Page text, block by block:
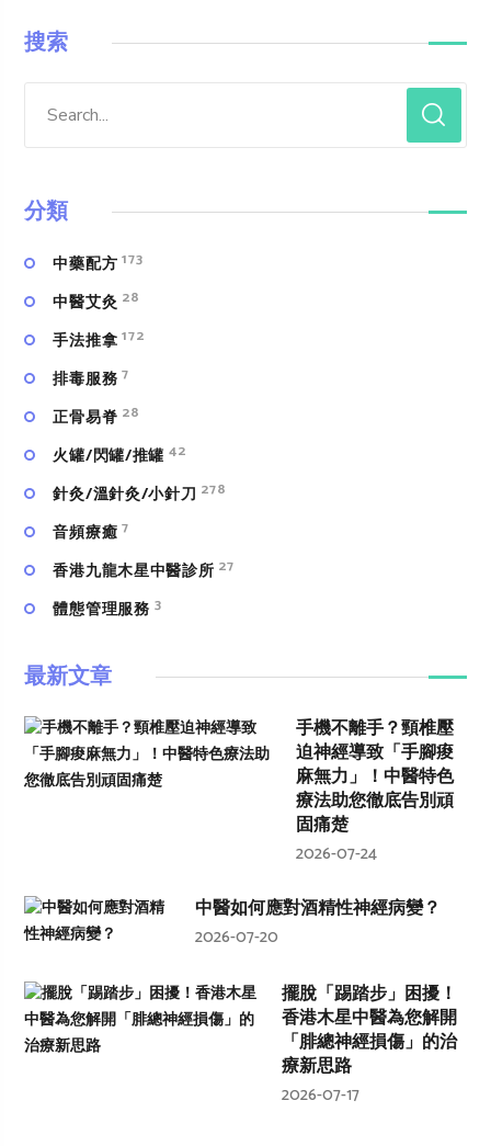
搜索
分類
中藥配方 173
中醫艾灸 28
手法推拿 172
排毒服務 7
正骨易脊 28
火罐/閃罐/推罐 42
針灸/溫針灸/小針刀 278
⾳頻療癒 7
香港九龍木星中醫診所 27
體態管理服務 3
最新文章
手機不離手？頸椎壓
迫神經導致「手腳痠
麻無力」！中醫特色
療法助您徹底告別頑
固痛楚
2026-07-24
中醫如何應對酒精性神經病變？
2026-07-20
擺脫「踢踏步」困擾！
香港木星中醫為您解開
「腓總神經損傷」的治
療新思路
2026-07-17